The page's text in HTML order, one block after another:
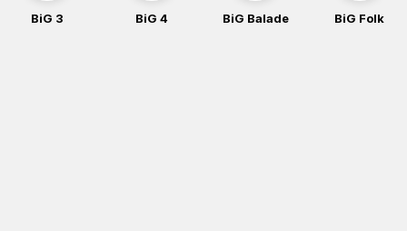
BiG 3 BiG 4 BiG Balade BiG Folk